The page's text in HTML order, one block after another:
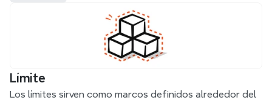
Límite
Los límites sirven como marcos definidos alrededor del